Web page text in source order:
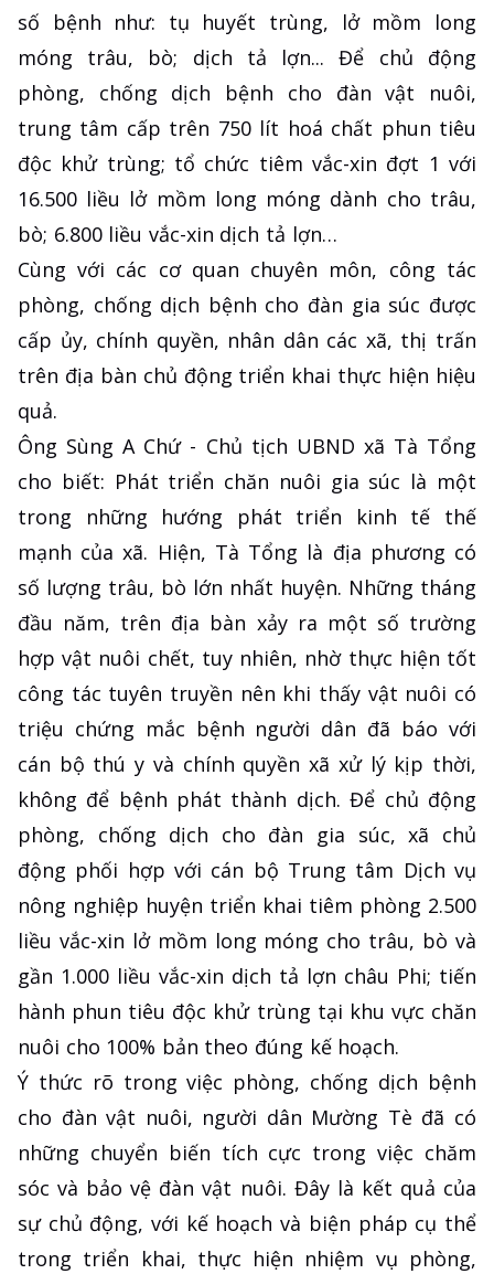
số bệnh như: tụ huyết trùng, lở mồm long
móng trâu, bò; dịch tả lợn... Để chủ động
phòng, chống dịch bệnh cho đàn vật nuôi,
trung tâm cấp trên 750 lít hoá chất phun tiêu
độc khử trùng; tổ chức tiêm vắc-xin đợt 1 với
16.500 liều lở mồm long móng dành cho trâu,
bò; 6.800 liều vắc-xin dịch tả lợn…
Cùng với các cơ quan chuyên môn, công tác
phòng, chống dịch bệnh cho đàn gia súc được
cấp ủy, chính quyền, nhân dân các xã, thị trấn
trên địa bàn chủ động triển khai thực hiện hiệu
quả.
Ông Sùng A Chứ - Chủ tịch UBND xã Tà Tổng
cho biết: Phát triển chăn nuôi gia súc là một
trong những hướng phát triển kinh tế thế
mạnh của xã. Hiện, Tà Tổng là địa phương có
số lượng trâu, bò lớn nhất huyện. Những tháng
đầu năm, trên địa bàn xảy ra một số trường
hợp vật nuôi chết, tuy nhiên, nhờ thực hiện tốt
công tác tuyên truyền nên khi thấy vật nuôi có
triệu chứng mắc bệnh người dân đã báo với
cán bộ thú y và chính quyền xã xử lý kịp thời,
không để bệnh phát thành dịch. Để chủ động
phòng, chống dịch cho đàn gia súc, xã chủ
động phối hợp với cán bộ Trung tâm Dịch vụ
nông nghiệp huyện triển khai tiêm phòng 2.500
liều vắc-xin lở mồm long móng cho trâu, bò và
gần 1.000 liều vắc-xin dịch tả lợn châu Phi; tiến
hành phun tiêu độc khử trùng tại khu vực chăn
nuôi cho 100% bản theo đúng kế hoạch.
Ý thức rõ trong việc phòng, chống dịch bệnh
cho đàn vật nuôi, người dân Mường Tè đã có
những chuyển biến tích cực trong việc chăm
sóc và bảo vệ đàn vật nuôi. Đây là kết quả của
sự chủ động, với kế hoạch và biện pháp cụ thể
trong triển khai, thực hiện nhiệm vụ phòng,